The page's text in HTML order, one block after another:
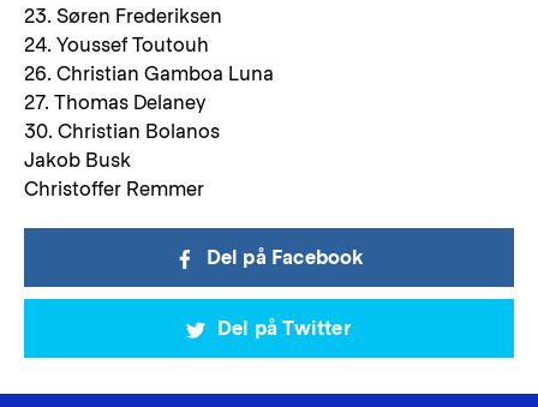
23. Søren Frederiksen
24. Youssef Toutouh
26. Christian Gamboa Luna
27. Thomas Delaney
30. Christian Bolanos
Jakob Busk
Christoffer Remmer
Del på Facebook
Del på Twitter